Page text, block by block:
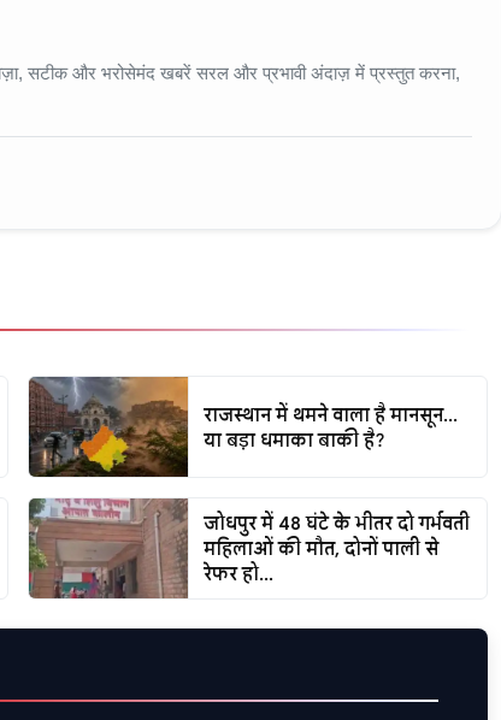
Jun, 2026
सटीक और भरोसेमंद खबरें सरल और प्रभावी अंदाज़ में प्रस्तुत करना,
राजस्थान में थमने वाला है मानसून...
या बड़ा धमाका बाकी है?
जोधपुर में 48 घंटे के भीतर दो गर्भवती
महिलाओं की मौत, दोनों पाली से
रेफर हो...